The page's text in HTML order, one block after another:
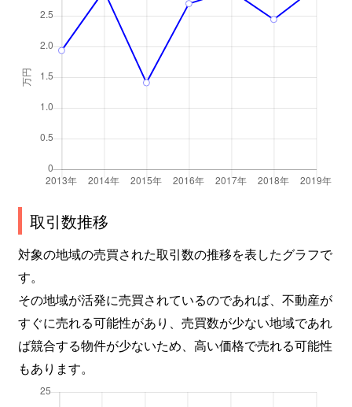
取引数推移
対象の地域の売買された取引数の推移を表したグラフで
す。
その地域が活発に売買されているのであれば、不動産が
すぐに売れる可能性があり、売買数が少ない地域であれ
ば競合する物件が少ないため、高い価格で売れる可能性
もあります。